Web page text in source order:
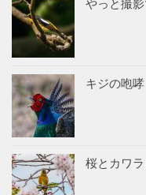
やっと撮
キジの咆哮
桜とカワラ